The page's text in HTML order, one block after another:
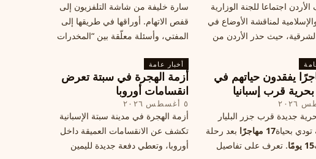
اجتماعا للجنة الوزارية
لمناقشة الأوضاع في
حيث حذر الأردن من
الامتناع عن نقل سفاراتها إلى
يزيد التوتر في المنطقة
سارة خليفة من شاشة التلفزيون إلى
قفص الاتهام. أوراقها في طريقها إلى
المفتي، وأسئلة معلّقة بين “المخدرات
يفقدون حياتهم في
قرب إسبانيا
جديدة قرب جزر البليار
تودي بحياة17 مهاجرًا
بعد رحلة
15 يومًا
. تعرف على تفاصيل
أخبار عامة
أزمة الهجرة في سبتة تعرض
انقسامات أوروبا
٥ أغسطس ٢٠٢٦
أزمة الهجرة في مدينة سبتة الإسبانية
تكشف عن الانقسامات العميقة داخل
أوروبا، وتعطي دفعة جديدة لليمين